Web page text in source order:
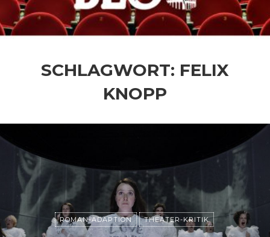
SCHLAGWORT: FELIX
KNOPP
ROMAN-ADAPTION THEATER-KRITIK